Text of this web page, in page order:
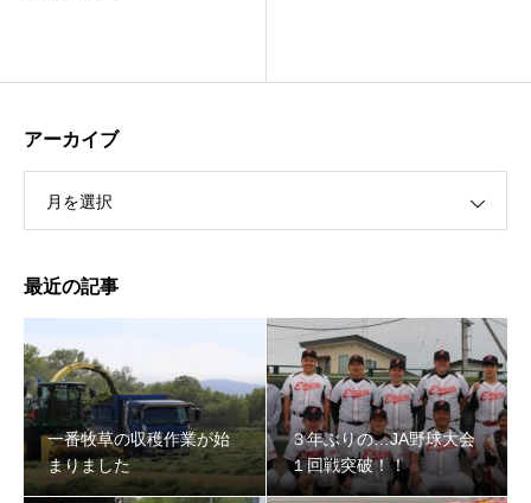
アーカイブ
月を選択
最近の記事
一番牧草の収穫作業が始
まりました
３年ぶりの…JA野球大会
１回戦突破！！